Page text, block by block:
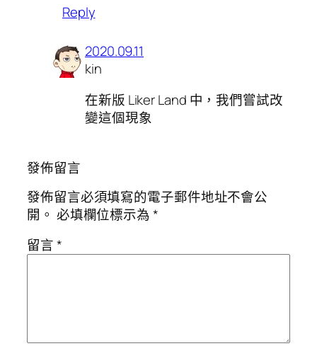
Reply
2020.09.11
kin
在新版 Liker Land 中，我們嘗試改
變這個現象
發佈留言
發佈留言必須填寫的電子郵件地址不會公
開。 必填欄位標示為*
留言*